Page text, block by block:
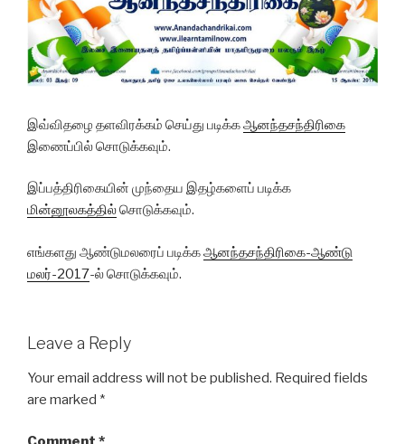
இவ்விதழை தளவிரக்கம் செய்து படிக்கஆனந்தசந்திரிகை
இணைப்பில் சொடுக்கவும்.
இப்பத்திரிகையின் முந்தைய இதழ்களைப் படிக்க
மின்னூலகத்தில்சொடுக்கவும்.
எங்களது ஆண்டுமலரைப் படிக்கஆனந்தசந்திரிகை-ஆண்டு
மலர்-2017-ல் சொடுக்கவும்.
Leave a Reply
Your email address will not be published. Required fields
are marked *